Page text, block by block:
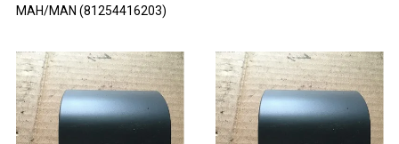
МАН/MAN (81254416203)